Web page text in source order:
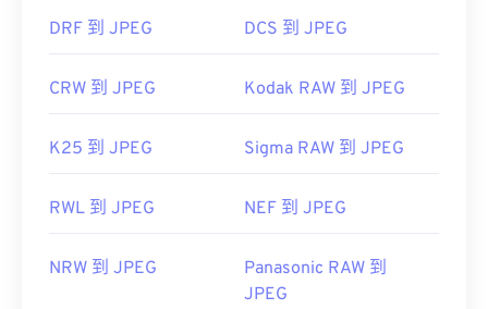
DRF 到 JPEG DCS 到 JPEG
CRW 到 JPEG Kodak RAW 到 JPEG
K25 到 JPEG Sigma RAW 到 JPEG
RWL 到 JPEG NEF 到 JPEG
NRW 到 JPEG
Panasonic RAW 到
JPEG